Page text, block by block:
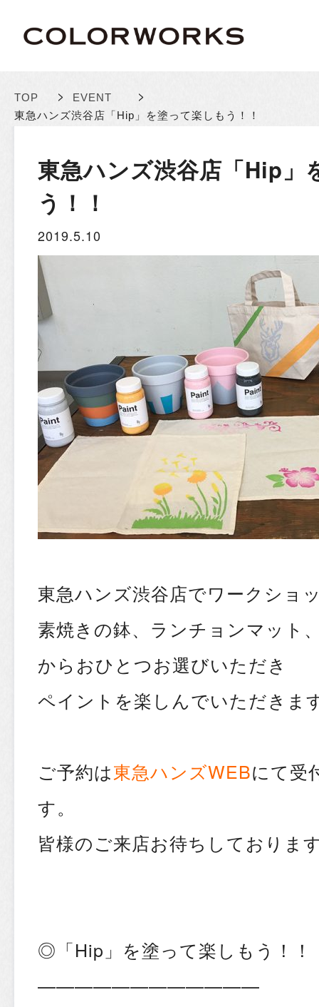
TOP > EVENT >
東急ハンズ渋谷店「Hip」を塗って楽しもう！！
東急ハンズ渋谷店「Hip」
う！！
2019.5.10
東急ハンズ渋谷店でワークショ
素焼きの鉢、ランチョンマット
からおひとつお選びいただき
ペイントを楽しんでいただきま
ご予約は東急ハンズWEBにて受
す。
皆様のご来店お待ちしておりま
◎「Hip」を塗って楽しもう！！
————————————